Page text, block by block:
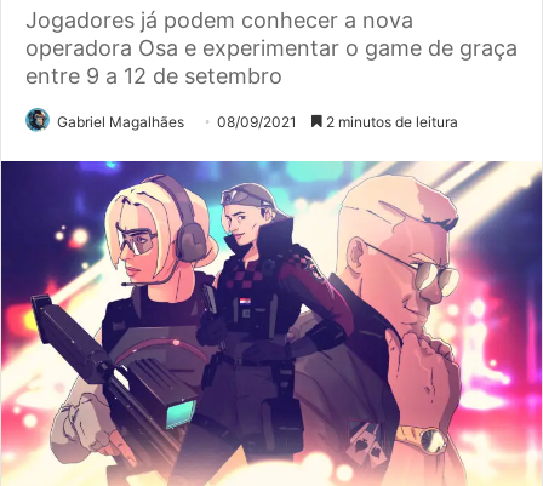
Jogadores já podem conhecer a nova
operadora Osa e experimentar o game de graça
entre 9 a 12 de setembro
Gabriel Magalhães 08/09/2021 2 minutos de leitura